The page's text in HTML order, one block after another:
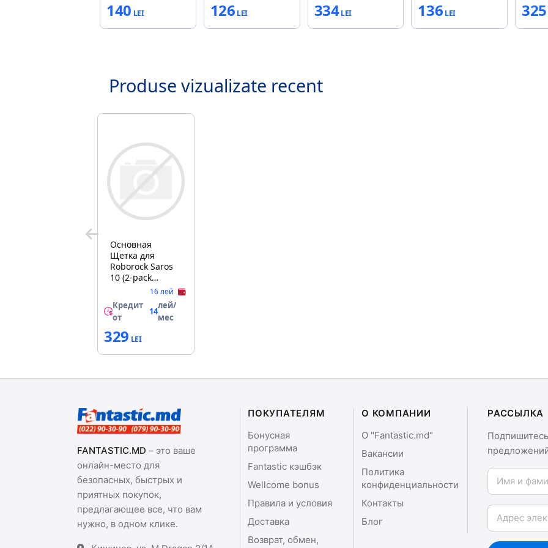
140 126 334 136 325
Produse vizualizate recent
Основная
Щетка для
Roborock Saros
10 (2-pack
Red+Black)16 лей
Кредит
от
14
лей/
мес
329
FANTASTIC.MD – это ваше
онлайн-место для
безопасных, быстрых и
приятных покупок,
предлагающее все, что вам
нужно, в одном клике.
ПОКУПАТЕЛЯМ
Бонусная
программа
Fantastic кэшбэк
Wellcome bonus
Правила и условия
Доставка
Возврат, обмен,
О КОМПАНИИ
О "Fantastic.md"
Вакансии
Политика
конфиденциальности
Контакты
Блог
РАССЫЛКА
Имя и
Email